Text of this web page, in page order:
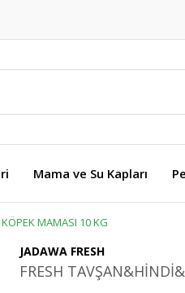
Mama ve Su Kapları
MAMASI 10 KG
JADAWA FRESH
FRESH